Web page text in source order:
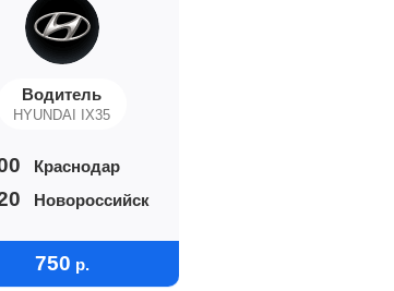
Водитель
HYUNDAI IX35
Краснодар
Новороссийск
750 р.